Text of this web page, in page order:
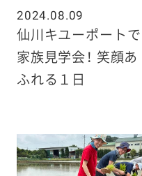
2024.08.09
仙川キユーポートで
家族見学会！ 笑顔あ
ふれる１日